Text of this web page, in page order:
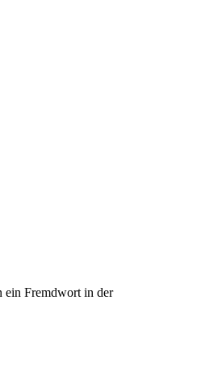
ein Fremdwort in der